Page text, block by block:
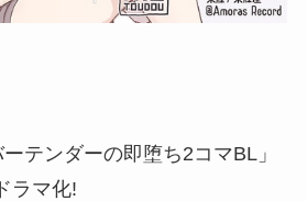
テンダーの即堕ち2コマBL」
ラマ化!